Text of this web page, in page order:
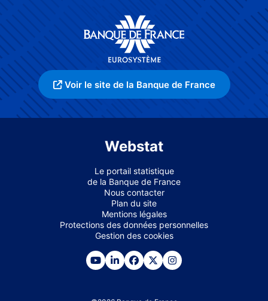
Voir le site de la Banque de France
Webstat
Le portail statistique
de la Banque de France
Nous contacter
Plan du site
Mentions légales
Protections des données personnelles
Gestion des cookies